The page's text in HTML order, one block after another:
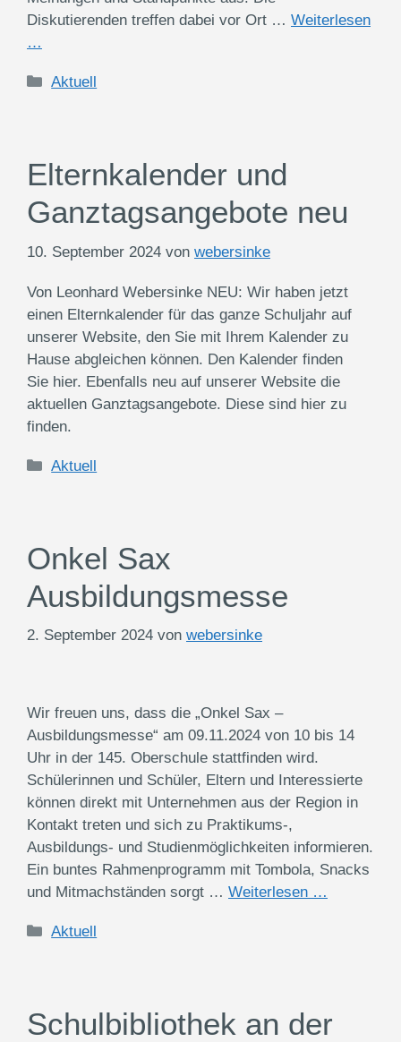
Diskutierenden treffen dabei vor Ort … Weiterlesen
…
Kategorien
Aktuell
Elternkalender und
Ganztagsangebote neu
10. September 2024 von webersinke
Von Leonhard Webersinke NEU: Wir haben jetzt
einen Elternkalender für das ganze Schuljahr auf
unserer Website, den Sie mit Ihrem Kalender zu
Hause abgleichen können. Den Kalender finden
Sie hier. Ebenfalls neu auf unserer Website die
aktuellen Ganztagsangebote. Diese sind hier zu
finden.
Kategorien
Aktuell
Onkel Sax
Ausbildungsmesse
2. September 2024 von webersinke
Wir freuen uns, dass die „Onkel Sax –
Ausbildungsmesse“ am 09.11.2024 von 10 bis 14
Uhr in der 145. Oberschule stattfinden wird.
Schülerinnen und Schüler, Eltern und Interessierte
können direkt mit Unternehmen aus der Region in
Kontakt treten und sich zu Praktikums-,
Ausbildungs- und Studienmöglichkeiten informieren.
Ein buntes Rahmenprogramm mit Tombola, Snacks
und Mitmachständen sorgt … Weiterlesen …
Kategorien
Aktuell
Schulbibliothek an der